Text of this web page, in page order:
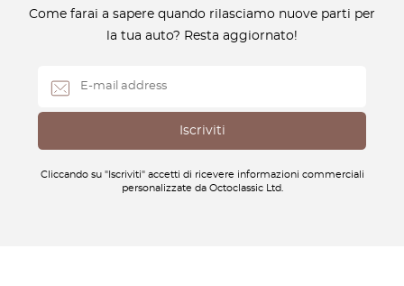
Come farai a sapere quando rilasciamo nuove parti per
la tua auto? Resta aggiornato!
Cliccando su "Iscriviti" accetti di ricevere informazioni commerciali
personalizzate da Octoclassic Ltd.